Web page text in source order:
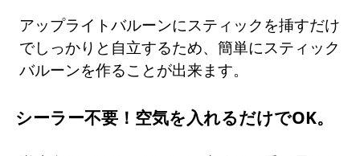
アップライトバルーンにスティックを挿すだけ
でしっかりと自立するため、簡単にスティック
バルーンを作ることが出来ます。
シーラー不要！空気を入れるだけでOK。